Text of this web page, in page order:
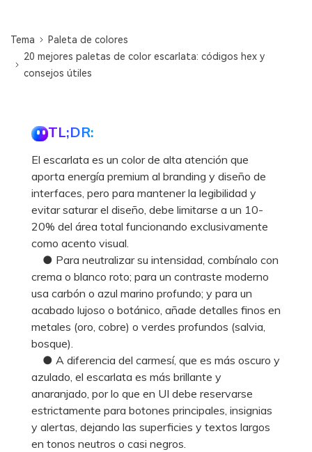
Tema
Paleta de colores
20 mejores paletas de color escarlata: códigos hex y
consejos útiles
TL;DR:
El escarlata es un color de alta atención que
aporta energía premium al branding y diseño de
interfaces, pero para mantener la legibilidad y
evitar saturar el diseño, debe limitarse a un 10-
20% del área total funcionando exclusivamente
como acento visual.
● Para neutralizar su intensidad, combínalo con
crema o blanco roto; para un contraste moderno
usa carbón o azul marino profundo; y para un
acabado lujoso o botánico, añade detalles finos en
metales (oro, cobre) o verdes profundos (salvia,
bosque).
● A diferencia del carmesí, que es más oscuro y
azulado, el escarlata es más brillante y
anaranjado, por lo que en UI debe reservarse
estrictamente para botones principales, insignias
y alertas, dejando las superficies y textos largos
en tonos neutros o casi negros.